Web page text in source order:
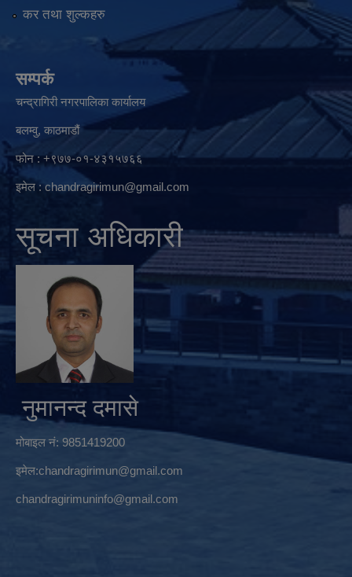
कर तथा शुल्कहरु
सम्पर्क
चन्द्रागिरी नगरपालिका कार्यालय
बलम्वु, काठमाडौं
फोन : +९७७-०१-४३१५७६६
इमेल :chandragirimun@gmail.com
सूचना अधिकारी
नुमानन्द दमासे
मोबाइल नं: 9851419200
इमेल:chandragirimun@gmail.com
chandragirimuninfo@gmail.com